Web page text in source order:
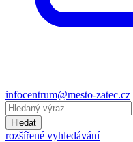
infocentrum@mesto-zatec.cz
Hledat
rozšířené vyhledávání